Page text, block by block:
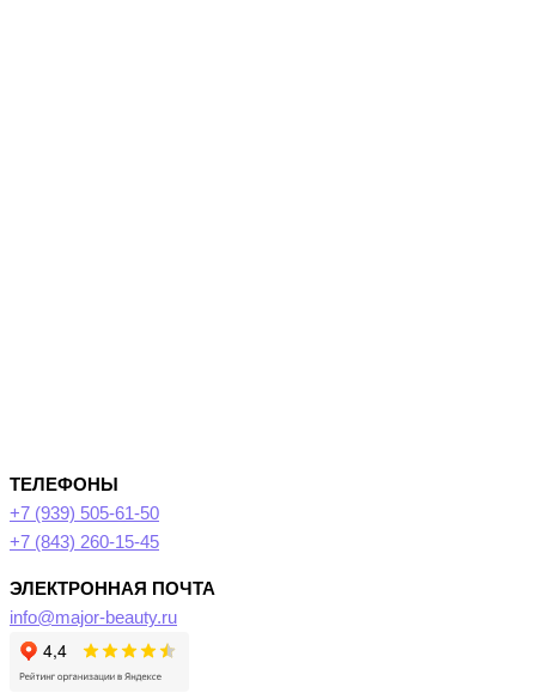
ТЕЛЕФОНЫ
+7 (939) 505-61-50
+7 (843) 260-15-45
ЭЛЕКТРОННАЯ ПОЧТА
info@major-beauty.ru